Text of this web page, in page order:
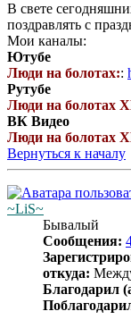
В свете
поздравлять с
Мои каналы:
Ютубе
Люди на болотах::
Рутубе
Люди на болотах
ВК Видео
Люди на болотах
Вернуться к началу
~LiS~
Бывалый
Сообщения:
откуда:
Благодарил